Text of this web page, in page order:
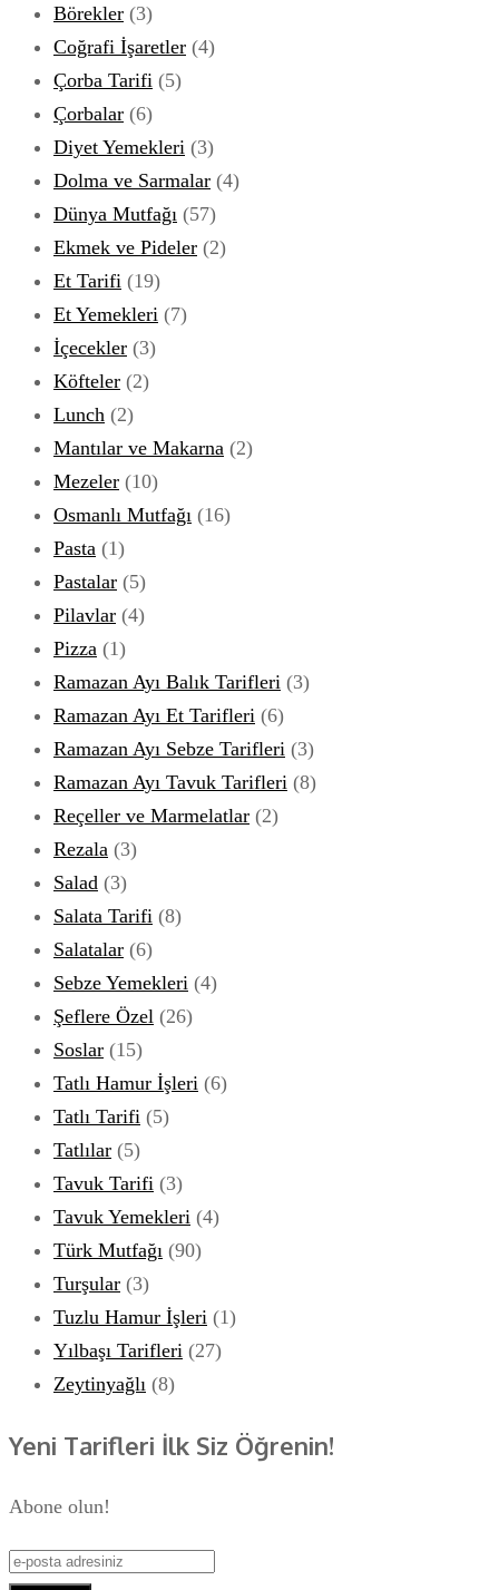
Börekler (3)
Coğrafi İşaretler (4)
Çorba Tarifi (5)
Çorbalar (6)
Diyet Yemekleri (3)
Dolma ve Sarmalar (4)
Dünya Mutfağı (57)
Ekmek ve Pideler (2)
Et Tarifi (19)
Et Yemekleri (7)
İçecekler (3)
Köfteler (2)
Lunch (2)
Mantılar ve Makarna (2)
Mezeler (10)
Osmanlı Mutfağı (16)
Pasta (1)
Pastalar (5)
Pilavlar (4)
Pizza (1)
Ramazan Ayı Balık Tarifleri (3)
Ramazan Ayı Et Tarifleri (6)
Ramazan Ayı Sebze Tarifleri (3)
Ramazan Ayı Tavuk Tarifleri (8)
Reçeller ve Marmelatlar (2)
Rezala (3)
Salad (3)
Salata Tarifi (8)
Salatalar (6)
Sebze Yemekleri (4)
Şeflere Özel (26)
Soslar (15)
Tatlı Hamur İşleri (6)
Tatlı Tarifi (5)
Tatlılar (5)
Tavuk Tarifi (3)
Tavuk Yemekleri (4)
Türk Mutfağı (90)
Turşular (3)
Tuzlu Hamur İşleri (1)
Yılbaşı Tarifleri (27)
Zeytinyağlı (8)
Yeni Tarifleri İlk Siz Öğrenin!
Abone olun!